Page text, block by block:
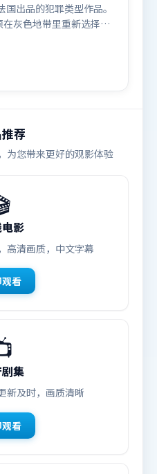
出品的犯罪类型作品。
灰色地带里重新选择立
空间与节奏，文戏部分
，堺雅人、段奕宏、张
朱一龙等联袂出演。影
荐
为您带来更好的观影体验
影
高清画质，中文字幕
看
集
新及时，画质清晰
看